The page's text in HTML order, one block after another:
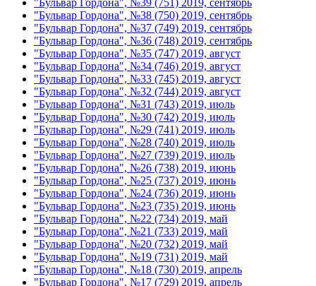
"Бульвар Гордона", №38 (750) 2019, сентябрь
"Бульвар Гордона", №37 (749) 2019, сентябрь
"Бульвар Гордона", №36 (748) 2019, сентябрь
"Бульвар Гордона", №35 (747) 2019, август
"Бульвар Гордона", №34 (746) 2019, август
"Бульвар Гордона", №33 (745) 2019, август
"Бульвар Гордона", №32 (744) 2019, август
"Бульвар Гордона", №31 (743) 2019, июль
"Бульвар Гордона", №30 (742) 2019, июль
"Бульвар Гордона", №29 (741) 2019, июль
"Бульвар Гордона", №28 (740) 2019, июль
"Бульвар Гордона", №27 (739) 2019, июль
"Бульвар Гордона", №26 (738) 2019, июнь
"Бульвар Гордона", №25 (737) 2019, июнь
"Бульвар Гордона", №24 (736) 2019, июнь
"Бульвар Гордона", №23 (735) 2019, июнь
"Бульвар Гордона", №22 (734) 2019, май
"Бульвар Гордона", №21 (733) 2019, май
"Бульвар Гордона", №20 (732) 2019, май
"Бульвар Гордона", №19 (731) 2019, май
"Бульвар Гордона", №18 (730) 2019, апрель
"Бульвар Гордона", №17 (729) 2019, апрель